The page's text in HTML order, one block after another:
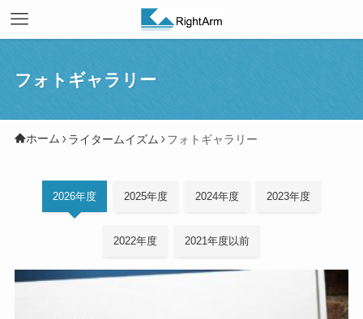
フォトギャラリー
ホーム ライタームイズム フォトギャラリー
2026年度 2025年度 2024年度 2023年度
2022年度 2021年度以前